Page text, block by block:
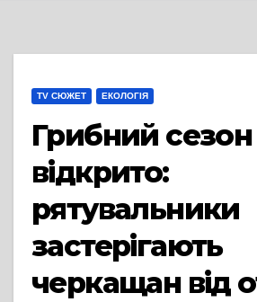
TV СЮЖЕТ ЕКОЛОГІЯ
Грибний сезон
відкрито:
рятувальники
застерігають
черкащан від